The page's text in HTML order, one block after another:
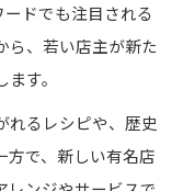
ドでも注目される
ら、若い店主が新た
す。
れるレシピや、歴史
方で、新しい有名店